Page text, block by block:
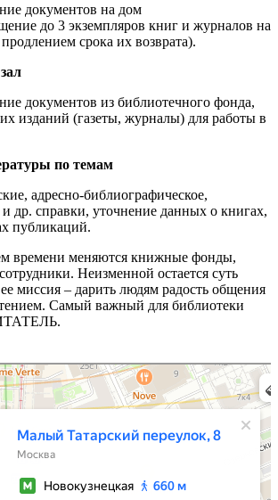
документов на дом
до 3 экземпляров книг и журналов на
срока их возврата).
документов из библиотечного фонда,
изданий (газеты, журналы) для работы в
по темам
адресно-библиографическое,
др. справки, уточнение данных о книгах,
публикаций.
времени меняются книжные фонды,
Неизменной остается суть
миссия – дарить людям радость общения
Самый важный для библиотеки
8 на карте Москвы, ближайшее метро Новокузнецкая —